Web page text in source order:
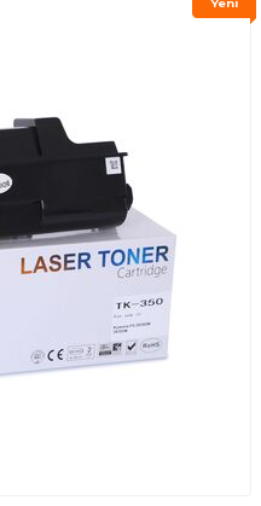
Yeni